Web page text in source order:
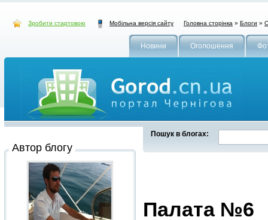
Зробити стартовою Мобільна версія сайту Головна сторінка » Блоги »
Новини Оголошення
Пошук в блогах:
Палата №6
Автор блогу